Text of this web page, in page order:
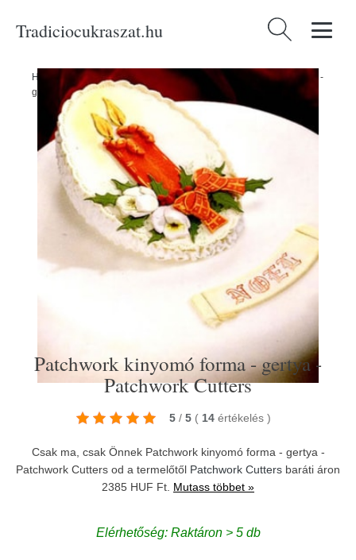
Tradiciocukraszat.hu Keresés:
Home / Produkty/Cukrászati eszközök
Patchwork kinyomó forma -
gertya - Patchwork Cutters
Patchwork kinyomó forma - gertya -
Patchwork Cutters
5 / 5 ( 14 értékelés )
Csak ma, csak Önnek Patchwork kinyomó forma - gertya -
Patchwork Cutters od a termelőtől Patchwork Cutters baráti áron
2385 HUF Ft. Mutass többet »
Elérhetőség: Raktáron > 5 db